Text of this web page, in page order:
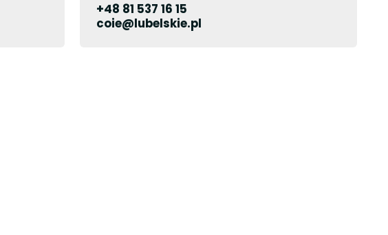
+48 81 537 16 15
coie@lubelskie.pl